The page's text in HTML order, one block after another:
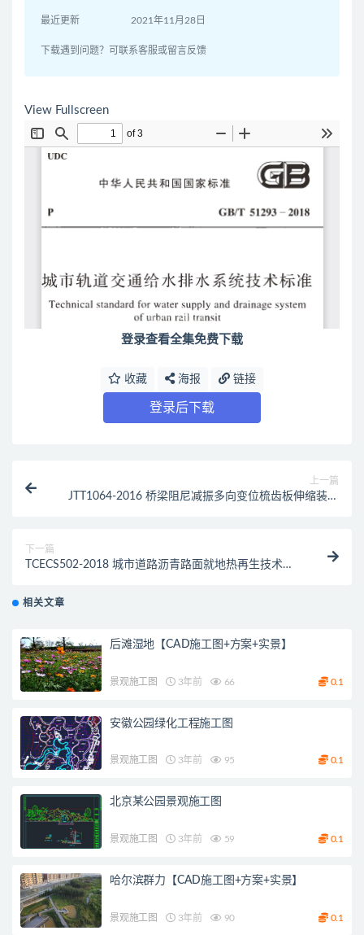
最近更新 2021年11月28日
下载遇到问题？可联系客服或留言反馈
View Fullscreen
登录查看全集免费下载
收藏 海报 链接
登录后下载
上一篇
JTT1064-2016 桥梁阻尼减振多向变位梳齿板伸缩装置
下一篇
TCECS502-2018 城市道路沥青路面就地热再生技术规
相关文章
后滩湿地【CAD施工图+方案+实景】
景观施工图 3年前 66 0.1
安徽公园绿化工程施工图
景观施工图 3年前 95 0.1
北京某公园景观施工图
景观施工图 3年前 59 0.1
哈尔滨群力【CAD施工图+方案+实景】
景观施工图 3年前 90 0.1